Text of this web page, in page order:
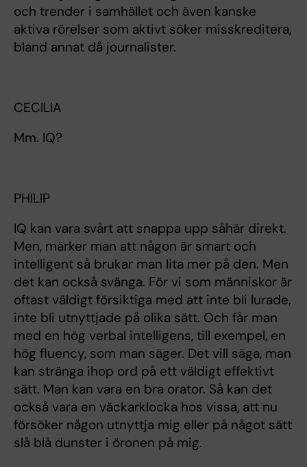
och trender i samhället och även kanske
aktiva rörelser som aktivt söker misskreditera,
bland annat då journalister.
CECILIA
Mm. IQ?
PHILIP
IQ kan vara svårt att snappa upp såhär direkt.
Men, märker man att någon är smart och
intelligent så brukar man lita mer på den. Men
det kan också svänga. För vi som människor är
oftast väldigt försiktiga med att inte bli lurade,
inte bli utnyttjade på olika sätt. Och får man
med en hög verbal intelligens, till exempel, en
hög fluency, som man säger. Det vill säga, man
kan stränga ihop ord på ett väldigt effektivt
sätt. Man kan vara en bra orator. Så kan det
också vara en väckarklocka hos vissa, att nu
försöker någon utnyttja mig eller på något sätt
slå blå dunster i öronen på mig.